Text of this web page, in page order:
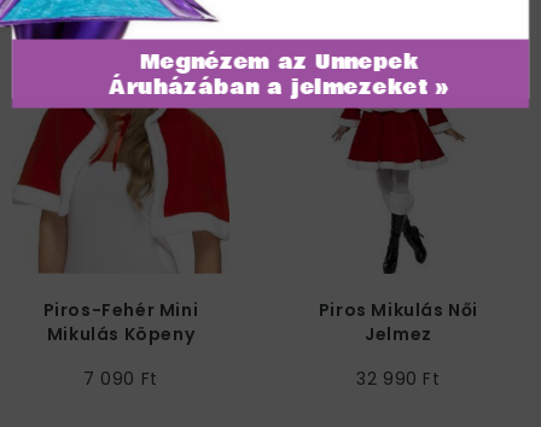
Piros-Fehér Mini
Mikulás Köpeny
7 090 Ft
Piros Mikulás Női
Jelmez
32 990 Ft
Megnézem az Ünnepek
Áruházában a jelmezeket »